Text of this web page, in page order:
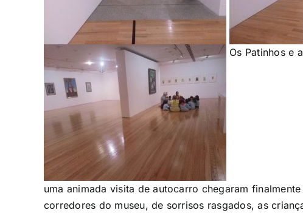
Os Patinhos e
uma animada visita de autocarro chegaram
corredores do museu, de sorrisos rasgados, as